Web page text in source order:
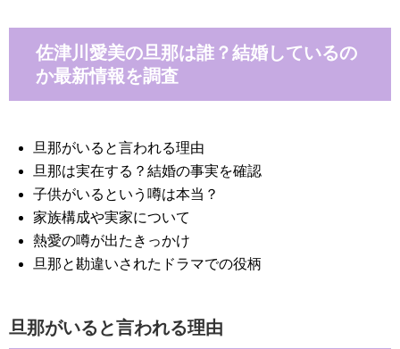
佐津川愛美の旦那は誰？結婚しているの
か最新情報を調査
旦那がいると言われる理由
旦那は実在する？結婚の事実を確認
子供がいるという噂は本当？
家族構成や実家について
熱愛の噂が出たきっかけ
旦那と勘違いされたドラマでの役柄
旦那がいると言われる理由